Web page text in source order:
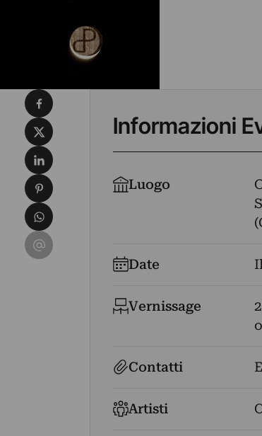
Informazioni
Luogo
Date
Vernissage
Contatti
Artisti
Condividi su Facebook
Condividi su X
Condividi su LinkedIn
Condividi su Pinterest
Condividi su WhatsApp
Condividi su Email